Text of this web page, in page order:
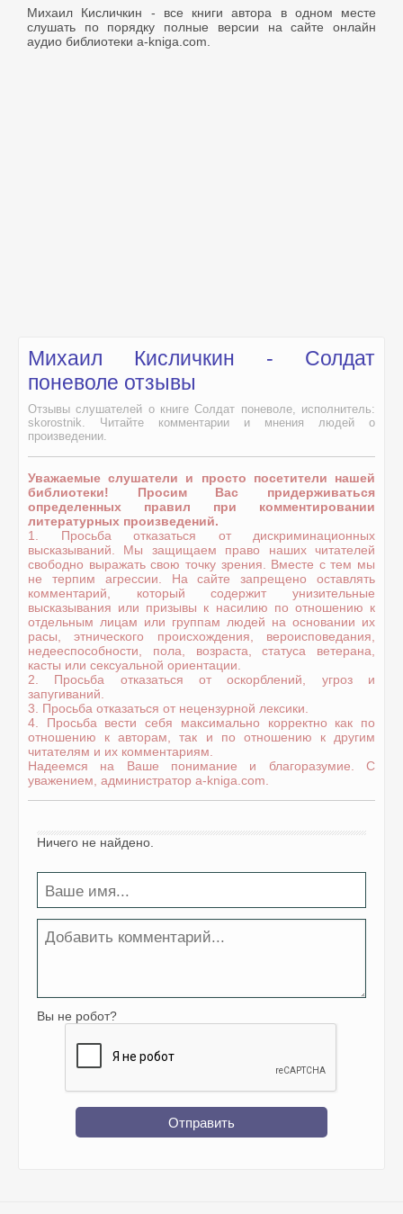
Михаил Кисличкин - все книги автора в одном месте
слушать по порядку полные версии на сайте онлайн
аудио библиотеки a-kniga.com.
Михаил Кисличкин - Солдат
поневоле отзывы
Отзывы слушателей о книге Солдат поневоле, исполнитель:
skorostnik. Читайте комментарии и мнения людей о
произведении.
Уважаемые слушатели и просто посетители нашей
библиотеки! Просим Вас придерживаться
определенных правил при комментировании
литературных произведений.
1. Просьба отказаться от дискриминационных
высказываний. Мы защищаем право наших читателей
свободно выражать свою точку зрения. Вместе с тем мы
не терпим агрессии. На сайте запрещено оставлять
комментарий, который содержит унизительные
высказывания или призывы к насилию по отношению к
отдельным лицам или группам людей на основании их
расы, этнического происхождения, вероисповедания,
недееспособности, пола, возраста, статуса ветерана,
касты или сексуальной ориентации.
2. Просьба отказаться от оскорблений, угроз и
запугиваний.
3. Просьба отказаться от нецензурной лексики.
4. Просьба вести себя максимально корректно как по
отношению к авторам, так и по отношению к другим
читателям и их комментариям.
Надеемся на Ваше понимание и благоразумие. С
уважением, администратор a-kniga.com.
Ничего не найдено.
Вы не робот?
Отправить